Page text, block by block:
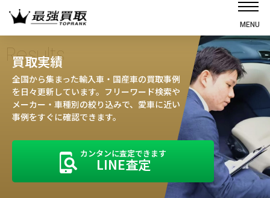
MENU
選ばれる理由
高価買取の仕組み
売却の流れ
お客様の声
Results
買取実績
全国から集まった輸入車・国産車の買取事例
を日々更新しています。フリーワード検索や
メーカー・車種別の絞り込みで、愛車に近い
事例をすぐに確認できます。
カンタンに査定できます
LINE査定